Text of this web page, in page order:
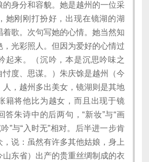
的身分和容貌。她是越州的一位采
她刚刚打扮好，出现在镜湖的湖
着歌。次句写她的心情。她当然知
，光彩照人。但因为爱好的心情过
起来。（沉吟，本是沉思吟味之
忖度、思谋。）朱庆馀是越州（今
人，越州多出美女，镜湖则是其地
籍将他比为越女，而且出现于镜
答朱诗中的后两句，“新妆”与“画
吟”与“入时无”相对。后半进一步肯
，说：虽然有许多其他姑娘，身上
山东省）出产的贵重丝绸制成的衣